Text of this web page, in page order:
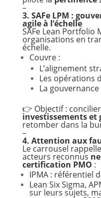
–
3. SAFe LPM :
agile à l’échelle
SAFe Lean Portfolio
organisations en
échelle.
Couvre :
L’alignement
Les opérations
La gouvernance
👉 Objectif : concilier
investissements et
retomber dans la
–
4. Attention aux
Le carrousel
acteurs reconnus
certification PMO :
IPMA : référentiel
Lean Six Sigma,
sur leurs sujets,